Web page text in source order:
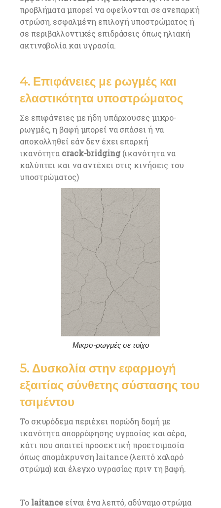
προβλήματα μπορεί να οφείλονται σε ανεπαρκή
στρώση, εσφαλμένη επιλογή υποστρώματος ή
σε περιβαλλοντικές επιδράσεις όπως ηλιακή
ακτινοβολία και υγρασία.
4. Επιφάνειες με ρωγμές και
ελαστικότητα υποστρώματος
Σε επιφάνειες με ήδη υπάρχουσες μικρο-
ρωγμές, η βαφή μπορεί να σπάσει ή να
αποκολληθεί εάν δεν έχει επαρκή
ικανότητα crack-bridging (ικανότητα να
καλύπτει και να αντέχει στις κινήσεις του
υποστρώματος)
Μικρο-ρωγμές σε τοίχο
5. Δυσκολία στην εφαρμογή
εξαιτίας σύνθετης σύστασης του
τσιμέντου
Το σκυρόδεμα περιέχει πορώδη δομή με
ικανότητα απορρόφησης υγρασίας και αέρα,
κάτι που απαιτεί προσεκτική προετοιμασία
όπως απομάκρυνση laitance (λεπτό χαλαρό
στρώμα) και έλεγχο υγρασίας πριν τη βαφή.
Το laitanceείναι ένα λεπτό, αδύναμο στρώμα